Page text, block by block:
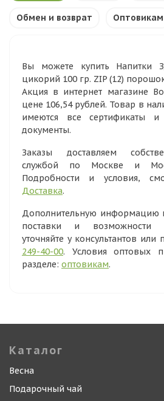
Обмен и возврат Оптовикам
Вы можете купить Напитки
цикорий 100 гр. ZIP (12)
Акция в интернет магазине
цене 106,54 рублей. Товар в
имеются все сертификаты и
документы.
Заказы доставляем
службой по Москве и
Подробности и условия,
Доставка.
Дополнительную информацию
поставки и возможности
уточняйте у консультантов или
249-40-00. Условия оптовых
разделе: оптовикам.
Каталог
Весна
Подарочный чай